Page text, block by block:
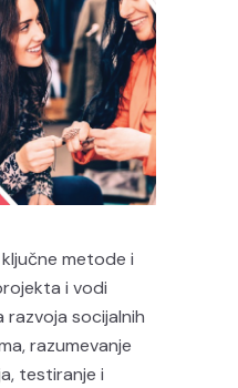
metode i
i vodi
razvoja socijalnih
razumevanje
testiranje i